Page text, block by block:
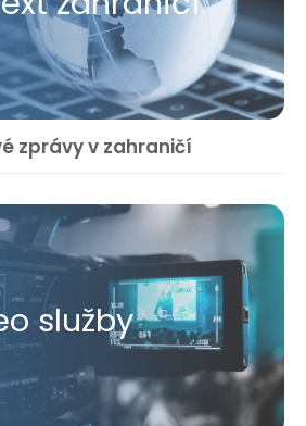
zprávy v zahraničí
služby